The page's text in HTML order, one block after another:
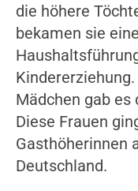
die höhere
bekamen sie
Mädchen gab
Diese Frauen
Gasthöherinnen
Deutschland.